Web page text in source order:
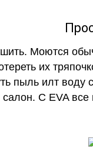
Моются
их
пыль илт воду
салон. С EVA все